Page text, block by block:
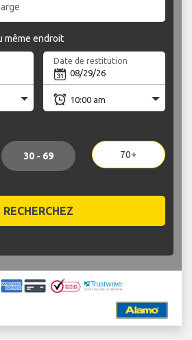
même endroit
Date de restitution
30 - 69 70+
RECHERCHEZ